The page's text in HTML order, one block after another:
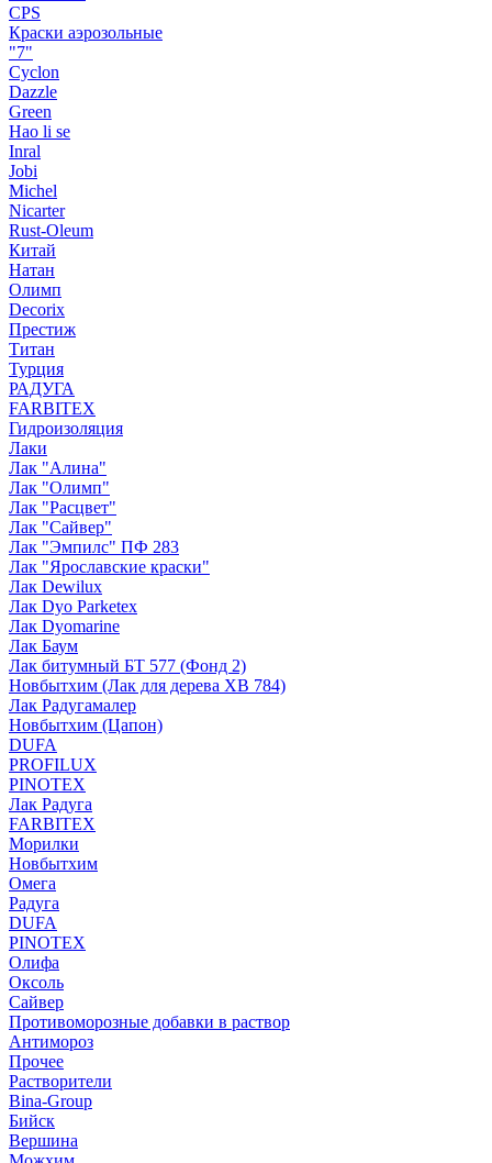
CPS
Краски аэрозольные
"7"
Cyclon
Dazzle
Green
Hao li se
Inral
Jobi
Michel
Nicarter
Rust-Oleum
Китай
Натан
Олимп
Decorix
Престиж
Титан
Турция
РАДУГА
FARBITEX
Гидроизоляция
Лаки
Лак "Алина"
Лак "Олимп"
Лак "Расцвет"
Лак "Сайвер"
Лак "Эмпилс" ПФ 283
Лак "Ярославские краски"
Лак Dewilux
Лак Dyo Parketex
Лак Dyomarine
Лак Баум
Лак битумный БТ 577 (Фонд 2)
Новбытхим (Лак для дерева ХВ 784)
Лак Радугамалер
Новбытхим (Цапон)
DUFA
PROFILUX
PINOTEX
Лак Радуга
FARBITEX
Морилки
Новбытхим
Омега
Радуга
DUFA
PINOTEX
Олифа
Оксоль
Сайвер
Противоморозные добавки в раствор
Антимороз
Прочее
Растворители
Bina-Group
Бийск
Вершина